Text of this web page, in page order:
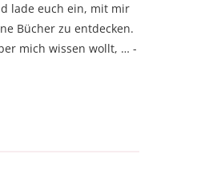
lade euch ein, mit mir
Bücher zu entdecken.
mich wissen wollt, … -